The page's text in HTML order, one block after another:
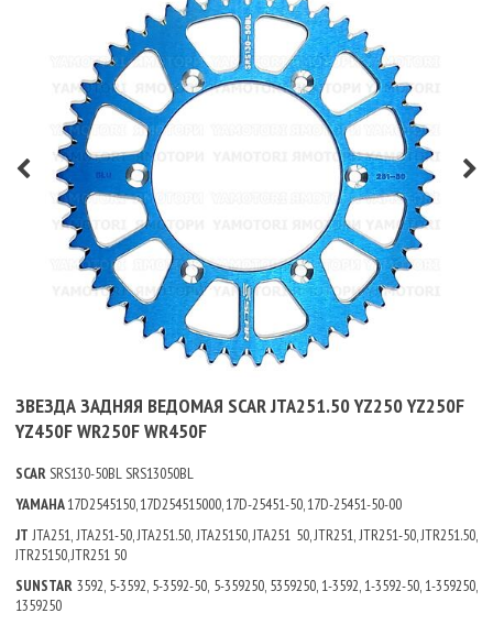
ЗВЕЗДА ЗАДНЯЯ ВЕДОМАЯ SCAR JTA251.50 YZ250 YZ250F
YZ450F WR250F WR450F
SCARSRS130-50BL SRS13050BL
YAMAHA17D2545150, 17D254515000, 17D-25451-50, 17D-25451-50-00
JTJTA251, JTA251-50, JTA251.50, JTA25150, JTA251 50, JTR251, JTR251-50, JTR251.50,
JTR25150, JTR251 50
SUNSTAR3592, 5-3592, 5-3592-50, 5-359250, 5359250, 1-3592, 1-3592-50, 1-359250,
1359250